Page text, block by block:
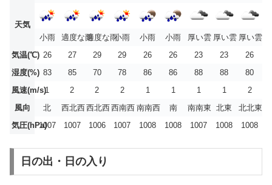
天気
小雨
適度な雨適度な雨小雨 小雨 小雨 厚い雲 厚い雲 厚い雲
気温(℃) 26 27 29 29 26 26 23 23
26
湿度(%) 83 85 70 78 86 86 88 88
80
風速(m/s)1 2 2 2 1 1 1 1
2
風向
北 西北西西北西西南西 南南西 南 南南東 北東
北北東
気圧(hPa)1007 1007 1006 1007 1008 1008 1007 1008 1008
日の出・日の入り